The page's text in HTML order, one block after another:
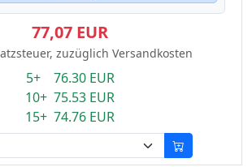
77,07 EUR
zuzüglich Versandkosten
5+ 76.30 EUR
10+ 75.53 EUR
15+ 74.76 EUR